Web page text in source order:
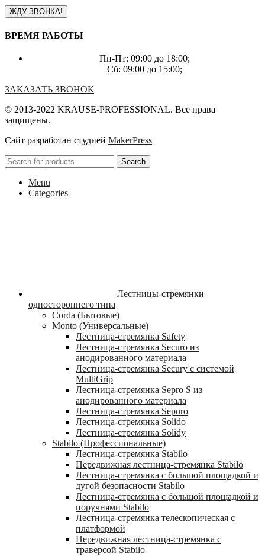
ВРЕМЯ РАБОТЫ
Пн-Пт: 09:00 до 18:00;
Сб: 09:00 до 15:00;
ЗАКАЗАТЬ ЗВОНОК
© 2013-2022 KRAUSE-PROFESSIONAL. Все права
защищены.
Сайт разработан студией MakerPress
Search
Menu
Categories
Лестницы-стремянки
одностороннего типа
Corda (Бытовые)
Monto (Универсальные)
Лестница-стремянка Safety
Лестница-стремянка Securo из
анодированного материала
Лестница-стремянка Secury с системой
MultiGrip
Лестница-стремянка Sepro S из
анодированного материала
Лестница-стремянка Sepuro
Лестница-стремянка Solido
Лестница-стремянка Solidy
Stabilo (Профессиональные)
Лестница-стремянка Stabilo
Передвижная лестница-стремянка Stabilo
Лестница-стремянка с большой площадкой и
дугой безопасности Stabilo
Лестница-стремянка с большой площадкой и
поручнями Stabilo
Лестница-стремянка телескопическая с
платформой
Передвижная лестница-стремянка с
траверсой Stabilo